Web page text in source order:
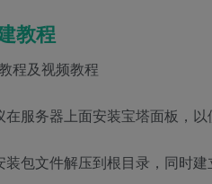
教程
程及视频教程
在服务器上面安装宝塔面板，
装包文件解压到根目录，同时